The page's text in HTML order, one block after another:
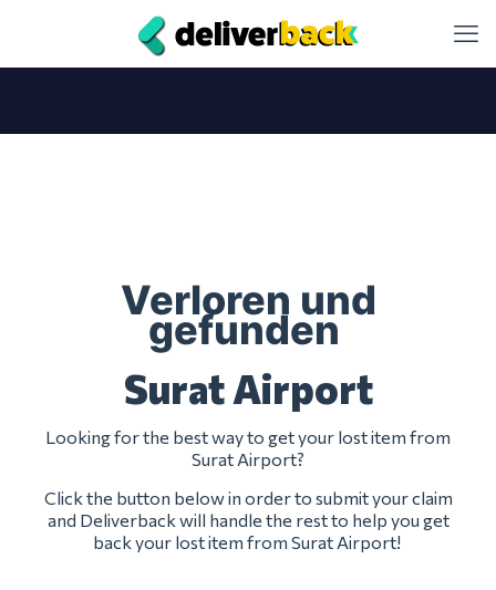
Verloren und
gefunden
Surat Airport
Looking for the best way to get your lost item from
Surat Airport?
Click the button below in order to submit your claim
and Deliverback will handle the rest to help you get
back your lost item from Surat Airport!